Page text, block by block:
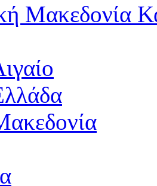
Μακεδονία